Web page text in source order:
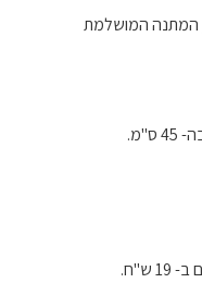
המתנה המושלמת